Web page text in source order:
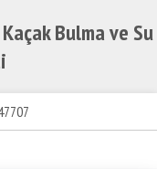
Bulma ve Su